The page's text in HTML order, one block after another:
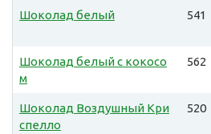
Шоколад белый 541
Шоколад белый с кокосо
м
562
Шоколад Воздушный Кри
спелло
520